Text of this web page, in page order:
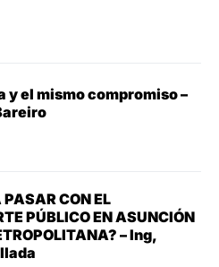
y el mismo compromiso –
CON EL
PÚBLICO EN ASUNCIÓN
– Ing,